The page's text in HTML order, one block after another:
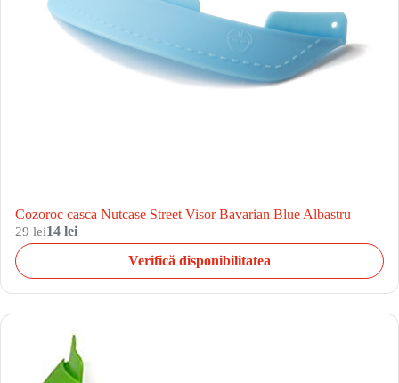
Cozoroc casca Nutcase Street Visor Bavarian Blue Albastru
29 lei14 lei
Verifică disponibilitatea